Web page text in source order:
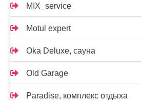
MIX_service
Motul expert
Oka Deluxe, сауна
Old Garage
Paradise, комплекс отдыха